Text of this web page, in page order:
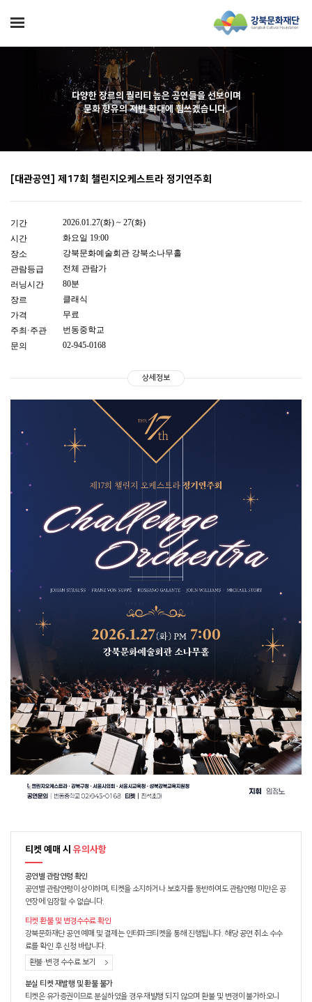
다양한 장르의 퀄리티 높은 공연들을 선보이며
문화 향유의 저변 확대에 힘쓰겠습니다.
[대관공연] 제17회 챌린지오케스트라 정기연주회
기간
2026.01.27(화) ~ 27(화)
시간
화요일 19:00
장소
강북문화예술회관 강북소나무홀
관람등급
전체 관람가
러닝시간
80분
장르
클래식
가격
무료
주최·주관
번동중학교
문의
02-945-0168
상세정보
티켓 예매 시 유의사항
공연별 관람연령 확인
공연별 관람연령이 상이하며, 티켓을 소지하거나 보호자를 동반하여도 관람연령 미만은 공
연장에 입장할 수 없습니다.
티켓 환불 및 변경수수료 확인
강북문화재단 공연 예매 및 결제는 인터파크티켓을 통해 진행됩니다. 해당 공연 취소 수수
료를 확인 후 신청 바랍니다.
환불·변경 수수료 보기
분실 티켓 재발행 및 환불 불가
티켓은 유가증권이므로 분실하였을 경우 재발행 되지 않으며 환불 및 변경이 불가하오니